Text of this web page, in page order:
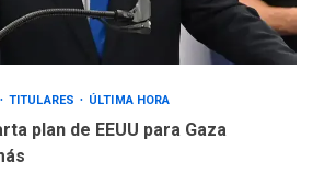
TITULARES ÚLTIMA HORA
plan de EEUU para Gaza